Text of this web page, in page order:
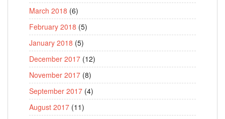
March 2018 (6)
February 2018 (5)
January 2018 (5)
December 2017 (12)
November 2017 (8)
September 2017 (4)
August 2017 (11)